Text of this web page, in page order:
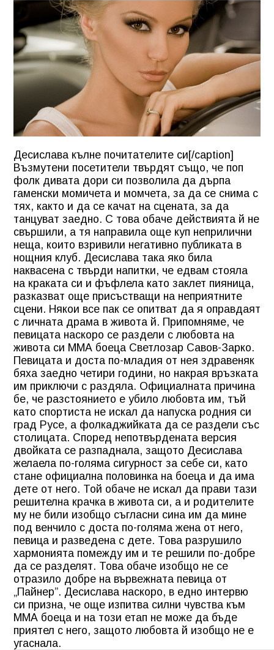
Десислава кълне почитателите си[/caption]
Възмутени посетители твърдят също, че поп
фолк дивата дори си позволила да дърпа
гаменски момичета и момчета, за да се снима с
тях, както и да се качат на сцената, за да
танцуват заедно. С това обаче действията й не
свършили, а тя направила още куп неприлични
неща, които взривили негативно публиката в
нощния клуб. Десислава така яко била
наквасена с твърди напитки, че едвам стояла
на краката си и фъфлела като заклет пияница,
разказват още присъстващи на неприятните
сцени. Някои все пак се опитват да я оправдаят
с личната драма в живота й. Припомняме, че
певицата наскоро се раздели с любовта на
живота си ММА боеца Светлозар Савов-Зарко.
Певицата и доста по-младия от нея здравеняк
бяха заедно четири години, но накрая връзката
им приключи с раздяла. Официалната причина
бе, че разстоянието е убило любовта им, тъй
като спортиста не искал да напуска родния си
град Русе, а фолкаджийката да се раздели със
столицата. Според непотвърдената версия
двойката се разпаднала, защото Десислава
желаела по-голяма сигурност за себе си, като
стане официална половинка на боеца и да има
дете от него. Той обаче не искал да прави тази
решителна крачка в живота си, а и родителите
му не били изобщо съгласни сина им да мине
под венчило с доста по-голяма жена от него,
певица и разведена с дете. Това разрушило
хармонията помежду им и те решили по-добре
да се разделят. Това обаче изобщо не се
отразило добре на вървежната певица от
„Пайнер”. Десислава наскоро, в едно интервю
си призна, че още изпитва силни чувства към
ММА боеца и на този етап не може да бъде
приятел с него, защото любовта й изобщо не е
угаснала.